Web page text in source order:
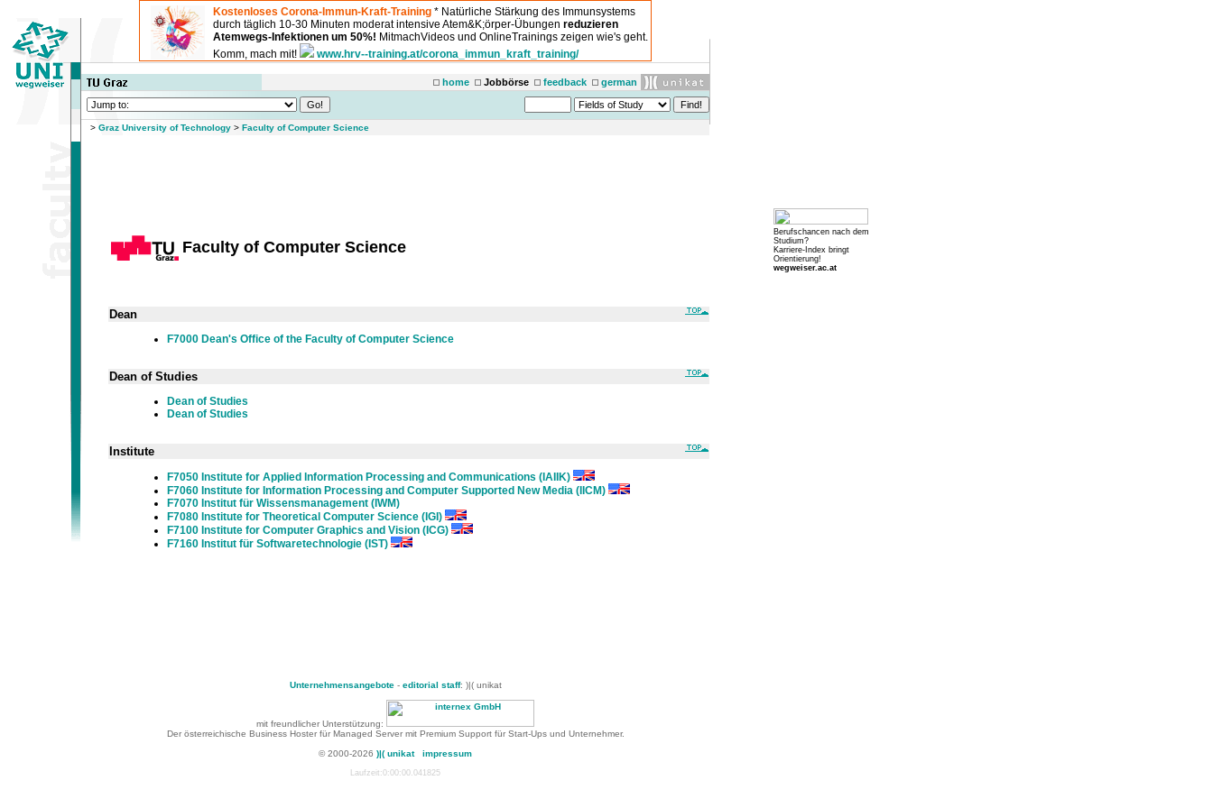
Kostenloses Corona-Immun-Kraft-Training * Natürliche Stärkung des Immunsystems
durch täglich 10-30 Minuten moderat intensive Atem&K;örper-Übungen reduzieren
Atemwegs-Infektionen um 50%! MitmachVideos und OnlineTrainings zeigen wie's geht.
Komm, mach mit!
www.hrv--training.at/corona_immun_kraft_training/
home Jobbörse feedback german
> Graz University of Technology > Faculty of Computer Science
Faculty of Computer Science
Dean
F7000 Dean's Office of the Faculty of Computer Science
Dean of Studies
Dean of Studies
Dean of Studies
Institute
F7050 Institute for Applied Information Processing and Communications (IAIIK)
F7060 Institute for Information Processing and Computer Supported New Media (IICM)
F7070 Institut für Wissensmanagement (IWM)
F7080 Institute for Theoretical Computer Science (IGI)
F7100 Institute for Computer Graphics and Vision (ICG)
F7160 Institut für Softwaretechnologie (IST)
Unternehmensangebote- editorial staff: )|( unikat
mit freundlicher Unterstützung:
Der österreichische Business Hoster für Managed Server mit Premium Support für Start-Ups und Unternehmer.
© 2000-2026 )|( unikat impressum
Laufzeit:0:00:00.041825
Berufschancen nach dem
Studium?
Karriere-Index bringt
Orientierung!
wegweiser.ac.at